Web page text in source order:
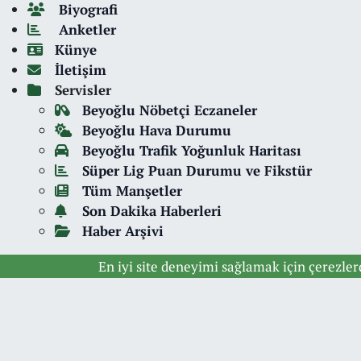
Biyografi
Anketler
Künye
İletişim
Servisler
Beyoğlu Nöbetçi Eczaneler
Beyoğlu Hava Durumu
Beyoğlu Trafik Yoğunluk Haritası
Süper Lig Puan Durumu ve Fikstür
Tüm Manşetler
Son Dakika Haberleri
Haber Arşivi
En iyi site deneyimi sağlamak için